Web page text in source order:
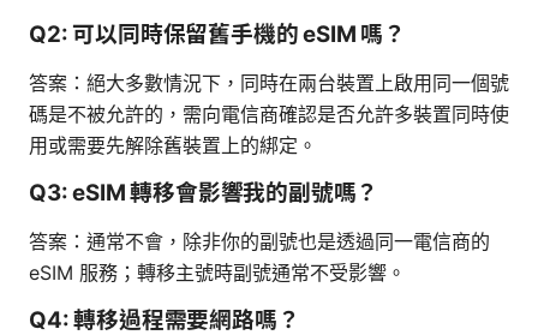
Q2: 可以同時保留舊手機的 eSIM 嗎？
答案：絕大多數情況下，同時在兩台裝置上啟用同一個號
碼是不被允許的，需向電信商確認是否允許多裝置同時使
用或需要先解除舊裝置上的綁定。
Q3: eSIM 轉移會影響我的副號嗎？
答案：通常不會，除非你的副號也是透過同一電信商的
eSIM 服務；轉移主號時副號通常不受影響。
Q4: 轉移過程需要網路嗎？